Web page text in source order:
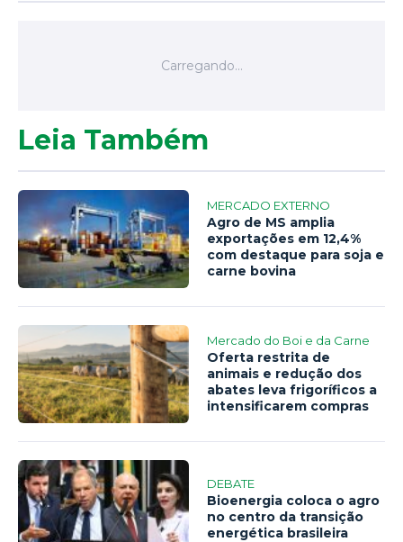
Leia Também
MERCADO EXTERNO
Agro de MS amplia
exportações em 12,4%
com destaque para soja e
carne bovina
Mercado do Boi e da Carne
Oferta restrita de
animais e redução dos
abates leva frigoríficos a
intensificarem compras
DEBATE
Bioenergia coloca o agro
no centro da transição
energética brasileira